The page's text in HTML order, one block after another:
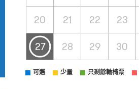
20 21 22 23
27 28 29 30
可選 少量 只剩餘輪椅票